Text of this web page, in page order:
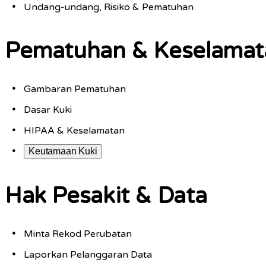
Undang-undang, Risiko & Pematuhan
Pematuhan &
Gambaran Pematuhan
Dasar Kuki
HIPAA & Keselamatan
Keutamaan Kuki
Hak Pesakit & Data
Minta Rekod Perubatan
Laporkan Pelanggaran Data